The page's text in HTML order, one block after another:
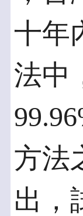
十年
法中
方法
出，